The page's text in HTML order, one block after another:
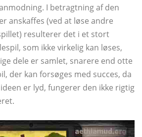
I betragtning af den
anskaffes (ved at løse andre
resulterer det i et stort
som ikke virkelig kan løses,
dele er samlet, snarere end otte
der kan forsøges med succes, da
er lyd, fungerer den ikke rigtig